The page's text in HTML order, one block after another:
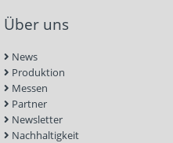
Über uns
News
Produktion
Messen
Partner
Newsletter
Nachhaltigkeit